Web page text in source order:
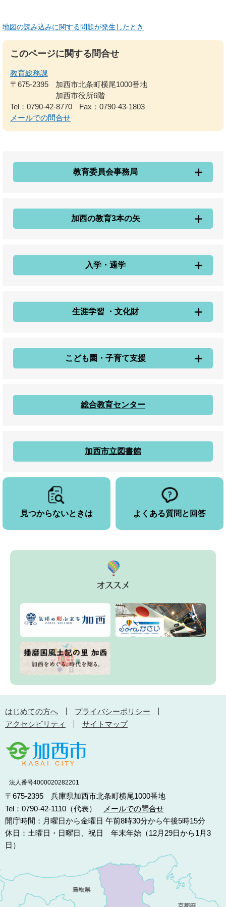
地図の読み込みに関する問題が発生したとき
このページに関する問合せ
教育総務課
〒675-2395
加西市北条町横尾1000番地
加西市役所6階
Tel：0790-42-8770
Fax：0790-43-1803
メールでの問合せ
教育委員会事務局
加西の教育3本の矢
入学・通学
生涯学習 ・文化財
こども園・子育て支援
総合教育センター
加西市立図書館
見つからないときは よくある質問と回答
はじめての方へ
プライバシーポリシー
アクセシビリティ
サイトマップ
法人番号4000020282201
〒675-2395 兵庫県加西市北条町横尾1000番地
Tel：0790-42-1110（代表）
メールでの問合せ
開庁時間：月曜日から金曜日 午前8時30分から午後5時15分
休日：土曜日・日曜日、祝日 年末年始（12月29日から1月3
日）